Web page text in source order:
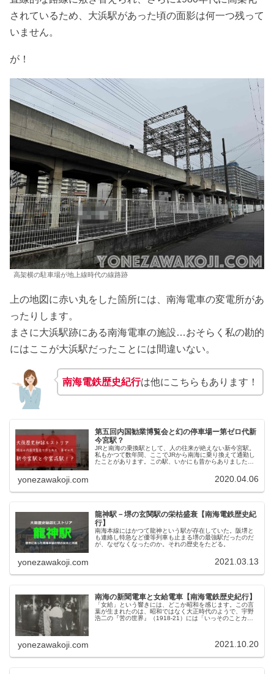
されているため、大浜駅があった頃の面影は何一つ残って
いません。
が！
高架横の駐車場が地上線時代の線路跡
上の地図に赤い丸をした箇所には、南海電車の変電所があ
ったりします。
まさに大浜駅跡にある南海電車の施設…おそらく私の勘的
にはここが大浜駅だったことには間違いない。
南海電鉄歴史紀行は他にこちらもあります！
第五回内国勧業博覧会と幻の停車場ー第ゼロ代新
今宮駅？
JRと南海の乗換駅として、人の往来が絶えない新今宮駅。
私もかつて数年間、ここでJRから南海に乗り換えて通勤し
たことがあります。この駅、いかにも昔からありました感
yonezawakoji.com 2020.04.06
龍神駅－堺の玄関駅の栄枯盛衰【南海電鉄歴史紀
行】
南海本線にはかつて龍神という駅が存在していた。阪堺と
も連絡し特急など優等列車も止まる堺の最強駅だったのだ
が、なぜなくなったのか。それの歴史をたどる。
yonezawakoji.com 2021.03.13
南海の新聞電車と女給電車【南海電鉄歴史紀行】
「女給」という響きには、どこか昭和を感じます。この言
葉が生まれたのは、昭和ではなく大正時代のようで、宇野
浩二の『苦の世界』（1918‐21）には「いっそのことカフ
yonezawakoji.com 2021.10.20